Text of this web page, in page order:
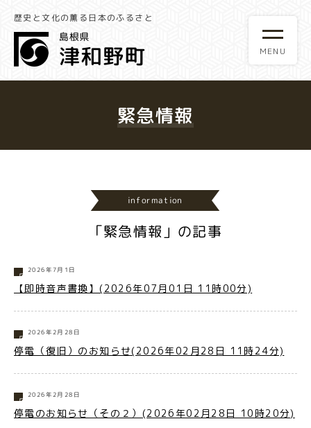
歴史と文化の薫る日本のふるさと
緊急情報
information
「緊急情報」の記事
2026年7月1日
【即時音声書換】(2026年07月01日 11時00分)
2026年2月28日
停電（復旧）のお知らせ(2026年02月28日 11時24分)
2026年2月28日
停電のお知らせ（その２）(2026年02月28日 10時20分)